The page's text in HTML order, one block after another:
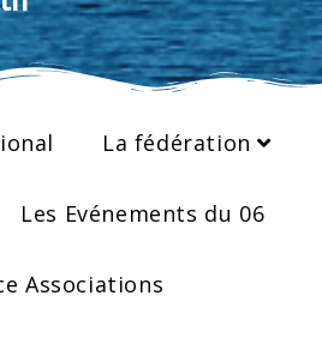
La fédération
Les Evénements du 06
Associations